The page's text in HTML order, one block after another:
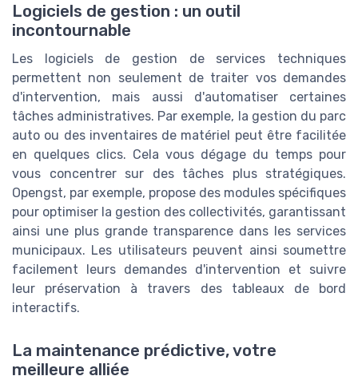
Logiciels de gestion : un outil
incontournable
Les logiciels de gestion de services techniques
permettent non seulement de traiter vos demandes
d'intervention, mais aussi d'automatiser certaines
tâches administratives. Par exemple, la gestion du parc
auto ou des inventaires de matériel peut être facilitée
en quelques clics. Cela vous dégage du temps pour
vous concentrer sur des tâches plus stratégiques.
Opengst, par exemple, propose des modules spécifiques
pour optimiser la gestion des collectivités, garantissant
ainsi une plus grande transparence dans les services
municipaux. Les utilisateurs peuvent ainsi soumettre
facilement leurs demandes d'intervention et suivre
leur préservation à travers des tableaux de bord
interactifs.
La maintenance prédictive, votre
meilleure alliée